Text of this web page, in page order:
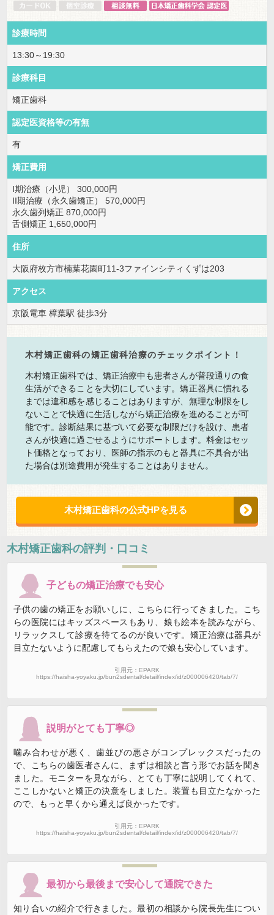
診療時間
13:30～19:30
診療科目
矯正歯科
認定医資格等の有無
有
矯正費用
I期治療（小児） 300,000円
II期治療（永久歯矯正） 570,000円
永久歯列矯正 870,000円
舌側矯正 1,650,000円
住所
大阪府枚方市楠葉花園町11-3ファインシティくずは203
アクセス
京阪電車 樟葉駅 徒歩3分
木村矯正歯科の矯正歯科治療のチェックポイント！
木村矯正歯科では、矯正治療中も患者さんが普段通りの食
生活ができることを大切にしています。矯正器具に慣れる
までは違和感を感じることはありますが、無理な制限をし
ないことで快適に生活しながら矯正治療を進めることが可
能です。診断結果に基づいて必要な制限だけを設け、患者
さんが快適に過ごせるようにサポートします。料金はセッ
ト価格となっており、医師の指示のもと器具に不具合が出
た場合は別途費用が発生することはありません。
木村矯正歯科の公式HPを見る
木村矯正歯科の評判・口コミ
子どもの矯正治療でも安心
子供の歯の矯正をお願いしに、こちらに行ってきました。こち
らの医院にはキッズスペースもあり、娘も絵本を読みながら、
リラックスして診療を待てるのが良いです。矯正治療は器具が
目立たないように配慮してもらえたので娘も安心しています。
引用元：EPARK
https://haisha-yoyaku.jp/bun2sdental/detail/index/id/z000006420/tab/7/
説明がとても丁寧◎
噛み合わせが悪く、歯並びの悪さがコンプレックスだったの
で、こちらの歯医者さんに、まずは相談と言う形でお話を聞き
ました。モニターを見ながら、とても丁寧に説明してくれて、
ここしかないと矯正の決意をしました。装置も目立たなかった
ので、もっと早くから通えば良かったです。
引用元：EPARK
https://haisha-yoyaku.jp/bun2sdental/detail/index/id/z000006420/tab/7/
最初から最後まで安心して通院できた
知り合いの紹介で行きました。最初の相談から院長先生につい